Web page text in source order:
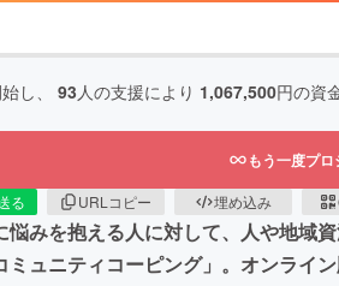
し、 93人の支援により 1,067,500円の資
もう一度プ
る URLコピー 埋め込み
みを抱える人に対して、人や地域
ュニティコーピング」。オンライ